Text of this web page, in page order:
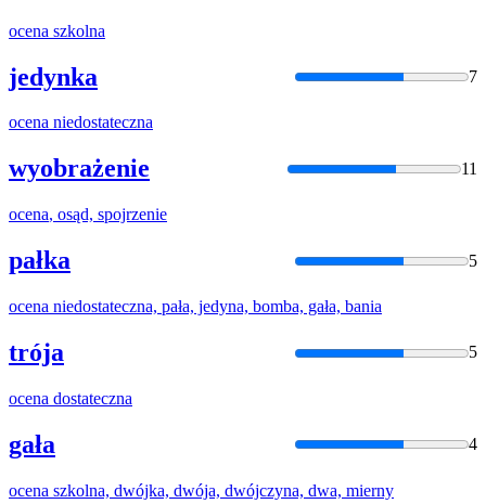
ocena szkolna
jedynka 7
ocena niedostateczna
wyobrażenie 11
ocena, osąd, spojrzenie
pałka 5
ocena niedostateczna, pała, jedyna, bomba, gała, bania
trója 5
ocena dostateczna
gała 4
ocena szkolna, dwójka, dwója, dwójczyna, dwa, mierny